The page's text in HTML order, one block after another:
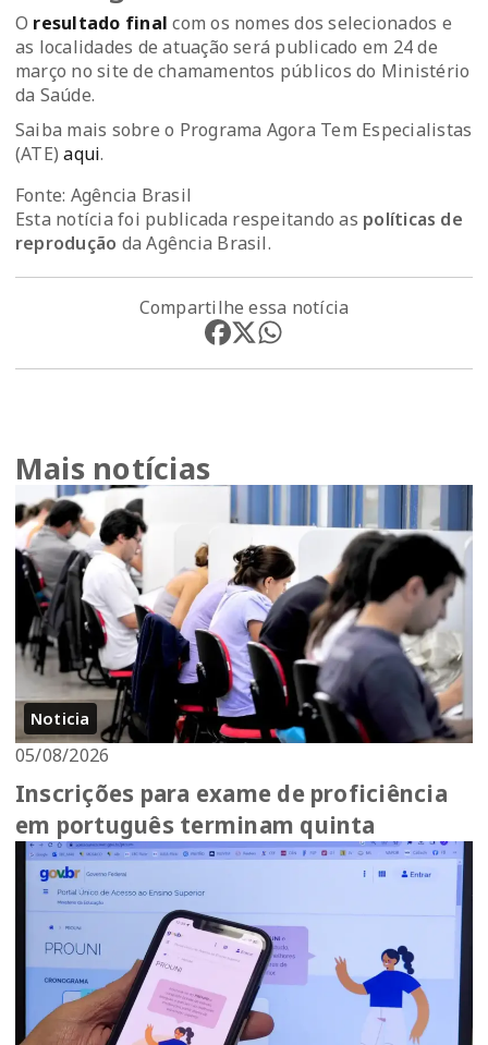
O resultado final com os nomes dos selecionados e
as localidades de atuação será publicado em 24 de
março no site de chamamentos públicos do Ministério
da Saúde.
Saiba mais sobre o Programa Agora Tem Especialistas
(ATE)aqui.
Fonte: Agência Brasil
Esta notícia foi publicada respeitando as políticas de
reprodução da Agência Brasil.
Compartilhe essa notícia
Mais notícias
Noticia
05/08/2026
Inscrições para exame de proficiência
em português terminam quinta